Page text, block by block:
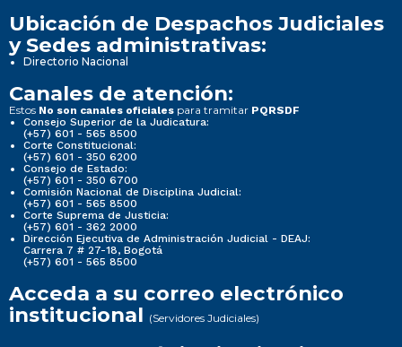
Ubicación de Despachos Judiciales
y Sedes administrativas:
Directorio Nacional
Canales de atención:
Estos No son canales oficiales para tramitar PQRSDF
Consejo Superior de la Judicatura:
(+57) 601 - 565 8500
Corte Constitucional:
(+57) 601 - 350 6200
Consejo de Estado:
(+57) 601 - 350 6700
Comisión Nacional de Disciplina Judicial:
(+57) 601 - 565 8500
Corte Suprema de Justicia:
(+57) 601 - 362 2000
Dirección Ejecutiva de Administración Judicial - DEAJ:
Carrera 7 # 27-18, Bogotá
(+57) 601 - 565 8500
Acceda a su correo electrónico
institucional (Servidores Judiciales)